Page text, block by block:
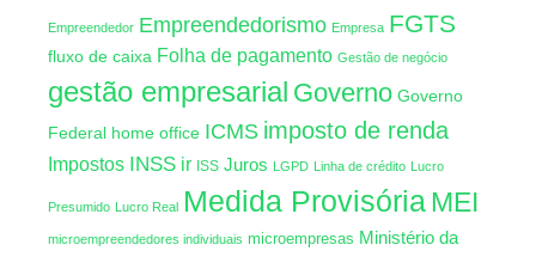
Empreendedor Empreendedorismo Empresa FGTS
fluxo de caixa Folha de pagamento Gestão de negócio
gestão empresarial Governo Governo
Federal home office ICMS imposto de renda
Impostos INSS ir ISS Juros LGPD Linha de crédito Lucro
Presumido Lucro Real Medida ProvisóriaMEI
microempreendedores individuais microempresas Ministério da